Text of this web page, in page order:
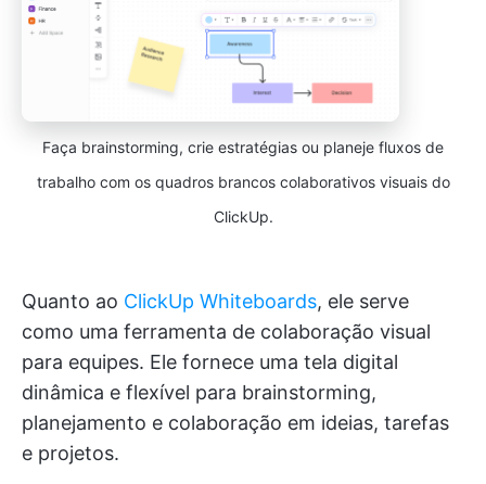
Faça brainstorming, crie estratégias ou planeje fluxos de
trabalho com os quadros brancos colaborativos visuais do
ClickUp.
Quanto ao ClickUp Whiteboards, ele serve
como uma ferramenta de colaboração visual
para equipes. Ele fornece uma tela digital
dinâmica e flexível para brainstorming,
planejamento e colaboração em ideias, tarefas
e projetos.